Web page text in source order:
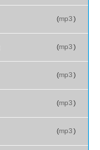
(mp3)
(mp3)
(mp3)
(mp3)
(mp3)